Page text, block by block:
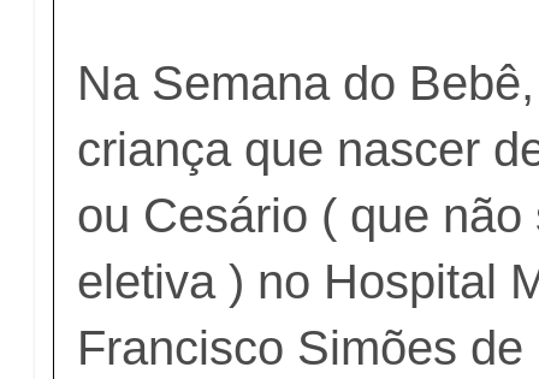
Na Semana do
criança que nascer
ou Cesário ( que
eletiva ) no Hospital
Francisco Simões